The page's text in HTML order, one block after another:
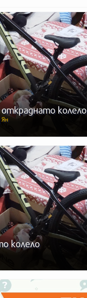
откраднато колело
Ян
колело